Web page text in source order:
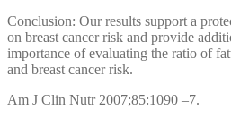
Conclusion: Our results support a
on breast cancer risk and provide
importance of evaluating the ratio of
and breast cancer risk.
Am J Clin Nutr 2007;85:1090 –7.